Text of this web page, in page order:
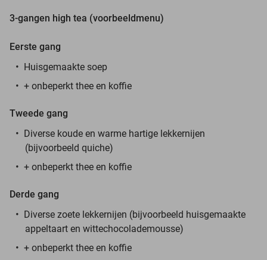
3-gangen high tea (voorbeeldmenu)
Eerste gang
Huisgemaakte soep
+ onbeperkt thee en koffie
Tweede gang
Diverse koude en warme hartige lekkernijen
(bijvoorbeeld quiche)
+ onbeperkt thee en koffie
Derde gang
Diverse zoete lekkernijen (bijvoorbeeld huisgemaakte
appeltaart en wittechocolademousse)
+ onbeperkt thee en koffie